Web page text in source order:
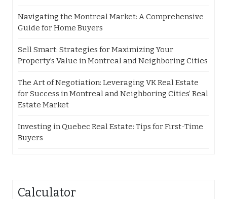
Navigating the Montreal Market: A Comprehensive
Guide for Home Buyers
Sell Smart: Strategies for Maximizing Your
Property’s Value in Montreal and Neighboring Cities
The Art of Negotiation: Leveraging VK Real Estate
for Success in Montreal and Neighboring Cities’ Real
Estate Market
Investing in Quebec Real Estate: Tips for First-Time
Buyers
Calculator